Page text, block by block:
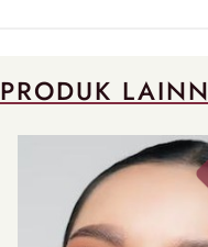
PRODUK